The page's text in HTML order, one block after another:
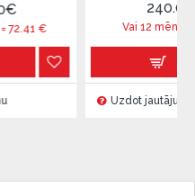
Vai 12 mēneši =20€
Uzdot jautājumu